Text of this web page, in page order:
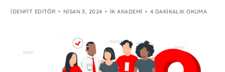
IDENFIT EDITÖR NISAN 3, 2024 İK AKADEMI 4 DAKIKALIK OKUMA